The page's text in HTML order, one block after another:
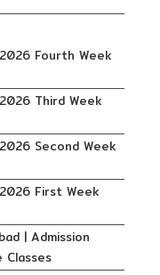
Fourth Week
Third Week
Second Week
First Week
| Admission
Classes